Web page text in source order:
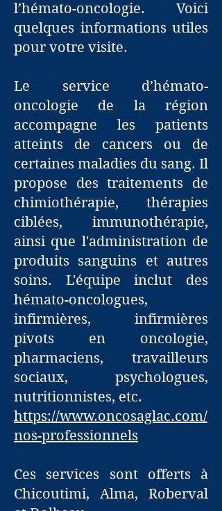
l’hémato-oncologie. Voici
quelques informations utiles
pour votre visite.
Le service d’hémato-
oncologie de la région
accompagne les patients
atteints de cancers ou de
certaines maladies du sang. Il
propose des traitements de
chimiothérapie, thérapies
ciblées, immunothérapie,
ainsi que l'administration de
produits sanguins et autres
soins. L'équipe inclut des
hémato-oncologues,
infirmières, infirmières
pivots en oncologie,
pharmaciens, travailleurs
sociaux, psychologues,
nutritionnistes, etc.
https://www.oncosaglac.com/
nos-professionnels
Ces services sont offerts à
Chicoutimi, Alma, Roberval